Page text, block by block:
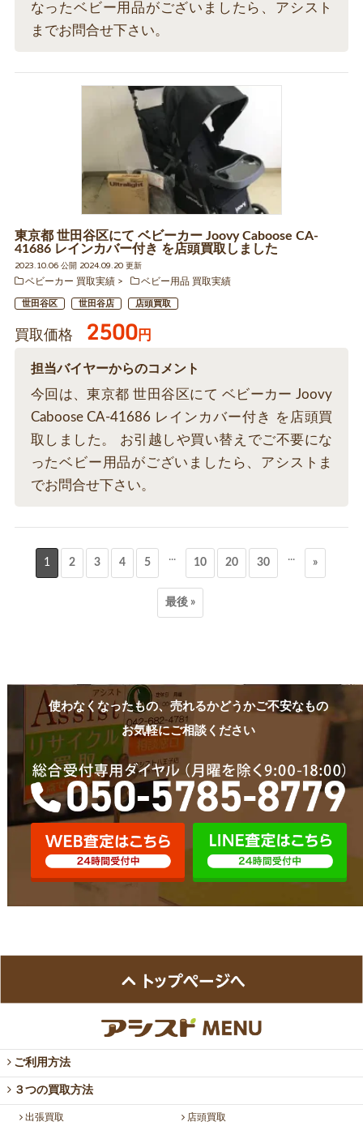
なったベビー用品がございましたら、アシスト
までお問合せ下さい。
東京都 世田谷区にて ベビーカー Joovy Caboose CA-
41686 レインカバー付き を店頭買取しました
2023.10.06 公開 2024.09.20 更新
ベビーカー 買取実績
ベビー用品 買取実績
世田谷区 世田谷店 店頭買取
買取価格 2500円
担当バイヤーからのコメント
今回は、東京都 世田谷区にて ベビーカー Joovy
Caboose CA-41686 レインカバー付き を店頭買
取しました。 お引越しや買い替えでご不要にな
ったベビー用品がございましたら、アシストま
でお問合せ下さい。
1 2 3 4 5 ... 10 20 30 ... »
最後 »
使わなくなったもの、売れるかどうかご不安なもの
お気軽にご相談ください
ご利用方法
３つの買取方法
出張買取
店頭買取